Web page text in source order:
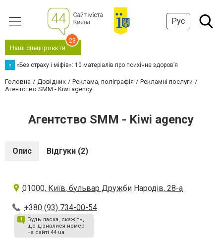
Рус
Наші спецпроєкти
23
« «Без страху і міфів»: 10 матеріалів про психічне здоров’я
Головна Довідник Реклама, поліграфія
Рекламні послуги
Агентство SMM - Kiwi agency
Агентство SMM - Kiwi agency
Опис Відгуки (2)
01000, Київ, бульвар Дружби Народів, 28-а
+380 (93) 734-00-54
Будь ласка, скажіть,
що дізналися номер
на сайті 44.ua